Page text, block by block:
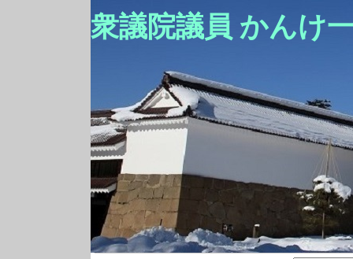
衆議院議員 かんけ